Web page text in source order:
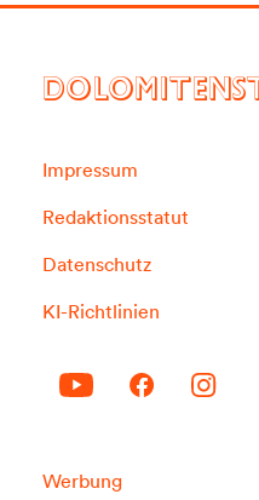
Impressum
Redaktionsstatut
Datenschutz
KI-Richtlinien
Werbung